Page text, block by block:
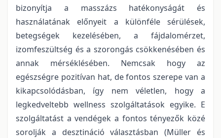
bizonyítja a masszázs hatékonyságát és
használatának előnyeit a különféle sérülések,
betegségek kezelésében, a fájdalomérzet,
izomfeszültség és a szorongás csökkenésében és
annak mérséklésében. Nemcsak hogy az
egészségre pozitívan hat, de fontos szerepe van a
kikapcsolódásban, így nem véletlen, hogy a
legkedveltebb wellness szolgáltatások egyike. E
szolgáltatást a vendégek a fontos tényezők közé
sorolják a desztináció választásban (Müller és